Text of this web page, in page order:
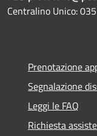
Centralino Unico:
Prenotazione
Segnalazione
Leggi le FAQ
Richiesta